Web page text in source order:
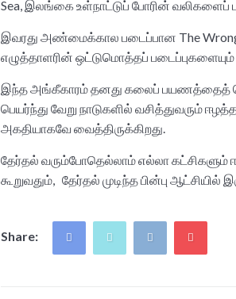
Sea, இலங்கை உள்நாட்டுப் போரின் வலிகளைப்
இவரது அண்மைக்கால படைப்பான The Wrong
எழுத்தாளரின் ஒட்டுமொத்தப்
இந்த அங்கீகாரம் தனது கலைப் பயணத்தைத்
பெயர்ந்து வேறு நாடுகளில் வசித்துவரும்
அகதியாகவே வைத்திருக்கிறது.
தேர்தல் வரும்போதெல்லாம் எல்லா கட்சிகளும்
கூறுவதும், தேர்தல் முடிந்த பின்பு
Share: